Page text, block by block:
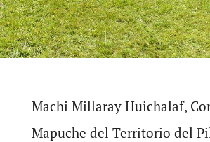
Machi Millaray Huichalaf,
Mapuche del Territorio del